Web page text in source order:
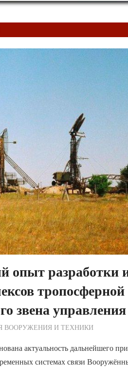
опыт разработки
тропосферной
звена
Редакции
ВООРУЖЕНИЯ И ТЕХНИКИ
актуальность дальнейшего
системах связи